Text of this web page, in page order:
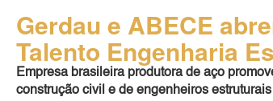
Gerdau e ABECE
Talento Engenharia
Empresa brasileira produtora de aço
construção civil e de engenheiros